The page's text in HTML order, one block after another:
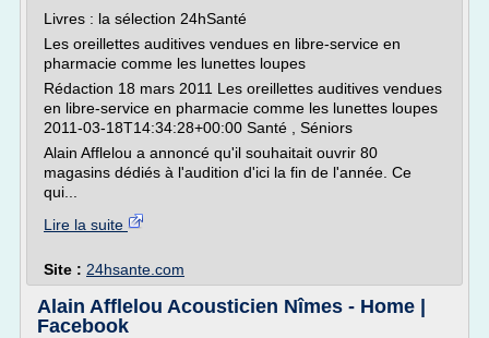
Livres : la sélection 24hSanté
Les oreillettes auditives vendues en libre-service en
pharmacie comme les lunettes loupes
Rédaction 18 mars 2011 Les oreillettes auditives vendues
en libre-service en pharmacie comme les lunettes loupes
2011-03-18T14:34:28+00:00 Santé , Séniors
Alain Afflelou a annoncé qu'il souhaitait ouvrir 80
magasins dédiés à l'audition d'ici la fin de l'année. Ce
qui...
Lire la suite
Site : 24hsante.com
Alain Afflelou Acousticien Nîmes - Home |
Facebook